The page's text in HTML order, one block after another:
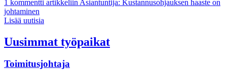
1 kommentti artikkeliin Asiantuntija: Kustannusohjauksen haaste on
johtaminen
Lisää uutisia
Uusimmat työpaikat
Toimitusjohtaja